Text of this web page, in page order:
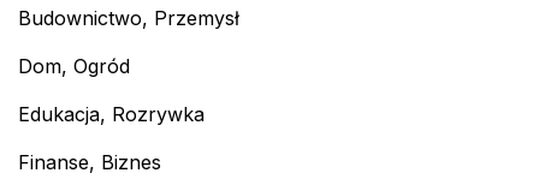
Budownictwo, Przemysł
Dom, Ogród
Edukacja, Rozrywka
Finanse, Biznes